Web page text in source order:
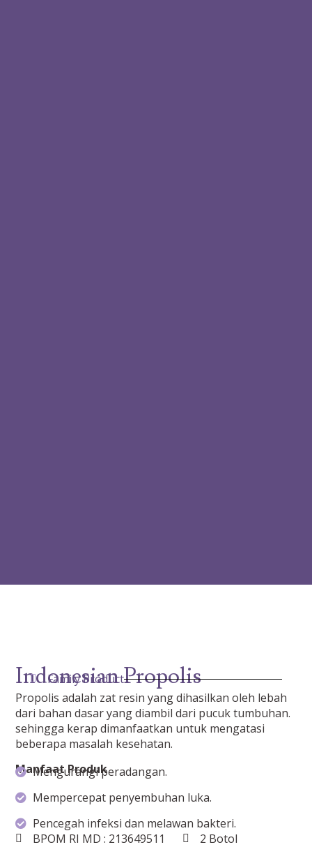
Indonesian Propolis
Family Product
Propolis adalah zat resin yang dihasilkan oleh lebah
dari bahan dasar yang diambil dari pucuk tumbuhan.
sehingga kerap dimanfaatkan untuk mengatasi
beberapa masalah kesehatan.
Manfaat Produk
Mengurangi peradangan.
Mempercepat penyembuhan luka.
Pencegah infeksi dan melawan bakteri.
BPOM RI MD : 213649511
2 Botol